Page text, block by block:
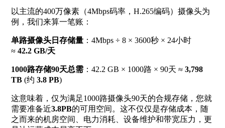
以主流的400万像素（4Mbps码率，H.265编码）摄像头为
例，我们来算一笔账：
单路摄像头日存储量 ：4Mbps ÷ 8 × 3600秒 × 24小时
≈ 42.2 GB/天
1000路存储90天总需 ：42.2 GB × 1000路 × 90天 ≈ 3,798
TB (约 3.8 PB)
这意味着，仅为满足1000路摄像头90天的合规存储，您就
需要准备近3.8PB的可用空间。这不仅仅是存储成本，随
之而来的机房空间、电力消耗、设备维护和带宽压力，更